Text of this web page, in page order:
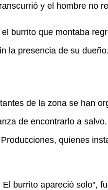
y el hombre no
burrito que montaba
la presencia de su dueño.
de la zona se han
de encontrarlo a
quienes
burrito apareció solo",